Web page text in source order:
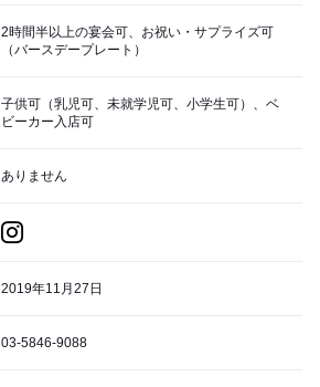
2時間半以上の宴会可、お祝い・サプライズ可
（バースデープレート）
子供可（乳児可、未就学児可、小学生可）、ベ
ビーカー入店可
ありません
2019年11月27日
03-5846-9088